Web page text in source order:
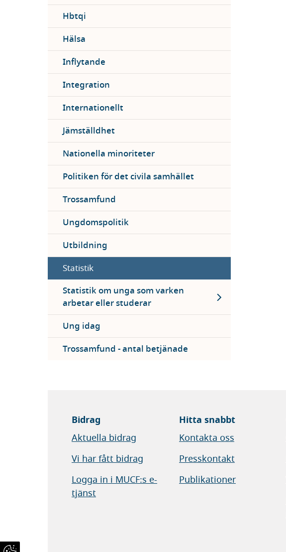
Hbtqi
Hälsa
Inflytande
Integration
Internationellt
Jämställdhet
Nationella minoriteter
Politiken för det civila samhället
Trossamfund
Ungdomspolitik
Utbildning
Statistik
Statistik om unga som varken
arbetar eller studerar
Ung idag
Trossamfund - antal betjänade
Bidrag
Aktuella bidrag
Vi har fått bidrag
Logga in i MUCF:s e-
tjänst
Hitta snabbt
Kontakta oss
Presskontakt
Publikationer